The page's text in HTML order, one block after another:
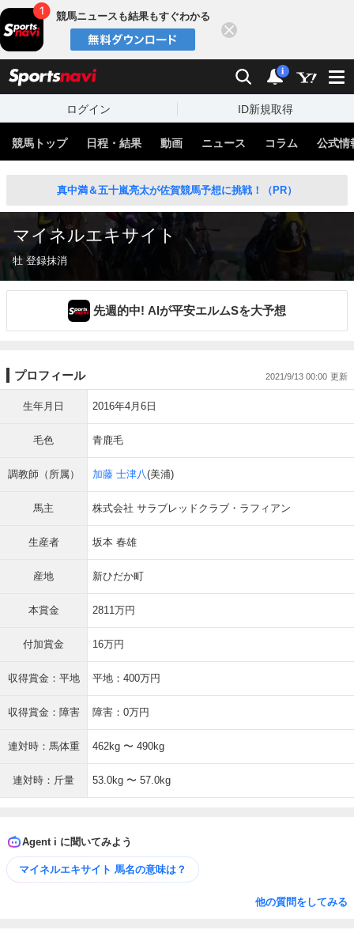
競馬ニュースも結果もすぐわかる
検索 通知
i
ログイン ID新規取得
競馬トップ 日程・結果 動画 ニュース コラム 公式情
真中満＆五十嵐亮太が佐賀競馬予想に挑戦！（PR）
マイネルエキサイト
牡 登録抹消
先週的中! AIが平安エルムSを大予想
プロフィール 2021/9/13 00:00
生年月日 2016年4月6日
毛色 青鹿毛
調教師（所属） 加藤 士津八(美浦)
馬主 株式会社 サラブレッドクラブ・ラフィアン
生産者 坂本 春雄
産地 新ひだか町
本賞金 2811万円
付加賞金 16万円
収得賞金：平地 平地：400万円
収得賞金：障害 障害：0万円
連対時：馬体重 462kg 〜 490kg
連対時：斤量 53.0kg 〜 57.0kg
Agent i に聞いてみよう
マイネルエキサイト 馬名の意味は？
他の質問をしてみる